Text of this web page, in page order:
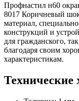
Профнастил н60
8017 Коричневый
материал,
конструкций и
для гражданского,
благодаря своим
характеристикам.
Технические